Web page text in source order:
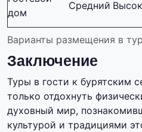
Варианты размещения в
дом
Средний
Заключение
Туры в гости к бурятским
только отдохнуть
духовный мир,
культурой и традициями